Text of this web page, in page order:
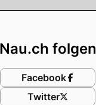
Nau.ch folgen
Facebook
Twitter